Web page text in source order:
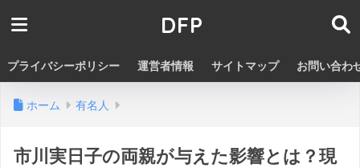
DFP
プライバシーポリシー 運営者情報 サイトマップ お問い合わ
ホーム 有名人
市川実日子の両親が与えた影響とは？現